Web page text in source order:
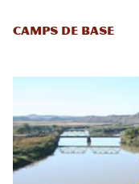
Camps de base